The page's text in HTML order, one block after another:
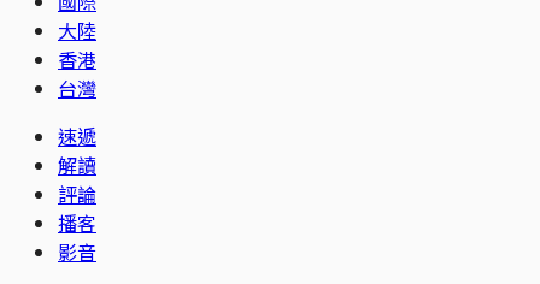
大陸
香港
台灣
速遞
解讀
評論
播客
影音